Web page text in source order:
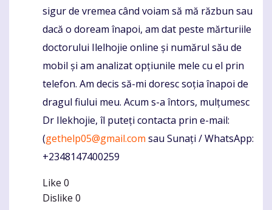
sigur de vremea când voiam să mă răzbun sau
dacă o doream înapoi, am dat peste mărturiile
doctorului Ilelhojie online și numărul său de
mobil și am analizat opțiunile mele cu el prin
telefon. Am decis să-mi doresc soția înapoi de
dragul fiului meu. Acum s-a întors, mulțumesc
Dr Ilekhojie, îl puteți contacta prin e-mail:
(gethelp05@gmail.com sau Sunați / WhatsApp:
+2348147400259
Like 0
Dislike 0